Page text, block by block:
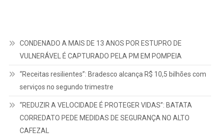
CONDENADO A MAIS DE 13 ANOS POR ESTUPRO DE
VULNERÁVEL É CAPTURADO PELA PM EM POMPEIA
“Receitas resilientes”: Bradesco alcança R$ 10,5 bilhões com
serviços no segundo trimestre
“REDUZIR A VELOCIDADE É PROTEGER VIDAS”: BATATA
CORREDATO PEDE MEDIDAS DE SEGURANÇA NO ALTO
CAFEZAL